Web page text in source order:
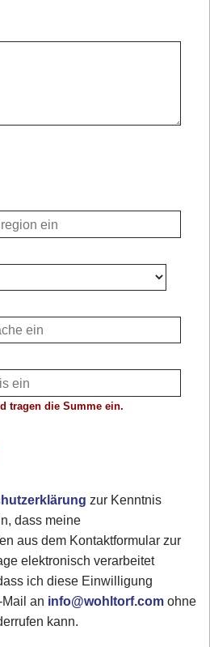
tragen die Summe ein.
zur Kenntnis
dass meine
aus dem Kontaktformular zur
elektronisch verarbeitet
ich diese Einwilligung
an info@wohltorf.comohne
kann.